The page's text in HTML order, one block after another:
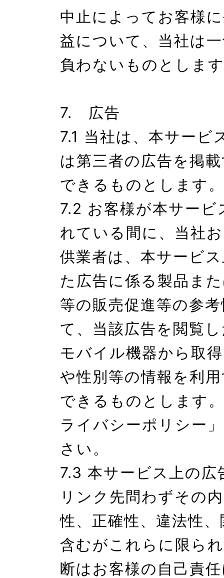
中止によってお客様
益について、当社は
負わないものとしま
7.　広告
7.1 当社は、本サービ
は第三者の広告を掲
できるものとします。
7.2 お客様が本サービ
れている間に、当社
供業者は、本サービ
た広告に係る製品ま
等の販売促進等の参
て、当該広告を閲覧
モバイル機器から取
や性別等の情報を利
できるものとします
ライバシーポリシー
さい。
7.3 本サービス上の広
リンク先問わずその
性、正確性、違法性
含むがこれらに限ら
断はお客様の自己責